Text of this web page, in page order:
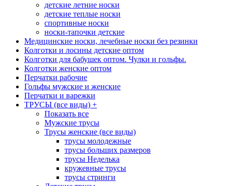
детские летние носки
детские теплые носки
спортивные носки
носки-тапочки детские
Медицинские носки, лечебные носки без резинки
Колготки и лосины детские оптом
Колготки для бабушек оптом. Чулки и гольфы.
Колготки женские оптом
Перчатки рабочие
Гольфы мужские и женские
Перчатки и варежки
ТРУСЫ (все виды) +
Показать все
Мужские трусы
Трусы женские (все виды)
трусы молодежные
трусы больших размеров
трусы Неделька
кружевные трусы
трусы стринги